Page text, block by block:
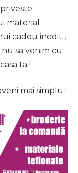
material
cadou inedit ,
sa venim cu
ta !
mai simplu !